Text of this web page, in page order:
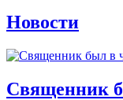
Новости
Священник